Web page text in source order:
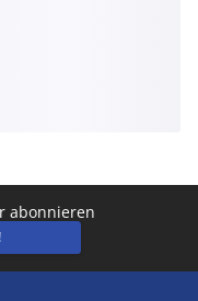
abonnieren